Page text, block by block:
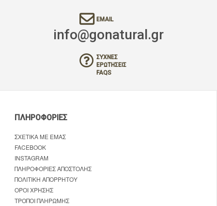
EMAIL
info@gonatural.gr
ΣΥΧΝΈΣ
ΕΡΩΤΉΣΕΙΣ
FAQS
ΠΛΗΡΟΦΟΡΊΕΣ
ΣΧΕΤΙΚΆ ΜΕ ΕΜΆΣ
FACEBOOK
INSTAGRAM
ΠΛΗΡΟΦΟΡΊΕΣ ΑΠΟΣΤΟΛΉΣ
ΠΟΛΙΤΙΚΉ ΑΠΟΡΡΉΤΟΥ
ΌΡΟΙ ΧΡΉΣΗΣ
ΤΡΌΠΟΙ ΠΛΗΡΩΜΉΣ